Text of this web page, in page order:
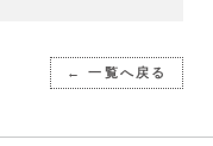
← 一覧へ戻る